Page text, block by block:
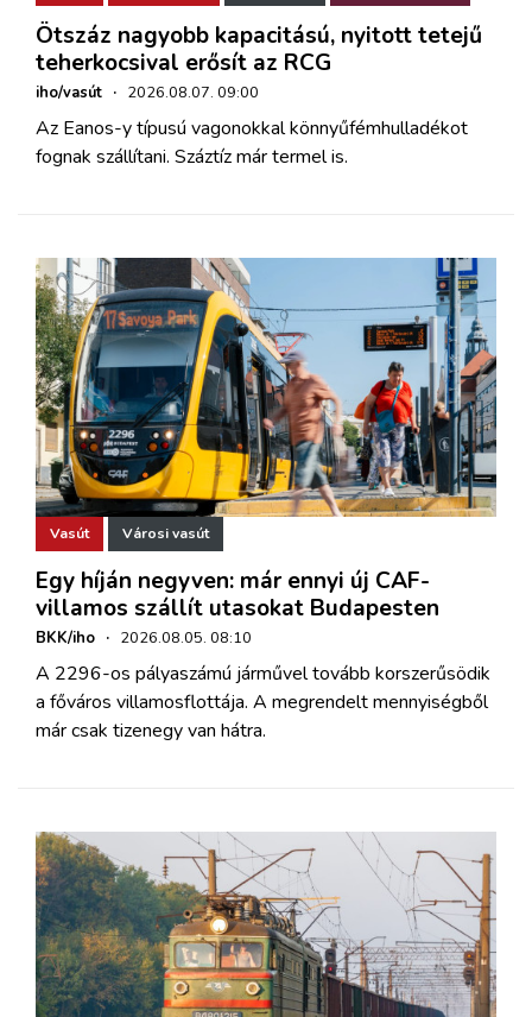
Ötszáz nagyobb kapacitású, nyitott tetejű
teherkocsival erősít az RCG
iho/vasút · 2026.08.07. 09:00
Az Eanos-y típusú vagonokkal könnyűfémhulladékot
fognak szállítani. Száztíz már termel is.
Vasút Városi vasút
Egy híján negyven: már ennyi új CAF-
villamos szállít utasokat Budapesten
BKK/iho · 2026.08.05. 08:10
A 2296-os pályaszámú járművel tovább korszerűsödik
a főváros villamosflottája. A megrendelt mennyiségből
már csak tizenegy van hátra.